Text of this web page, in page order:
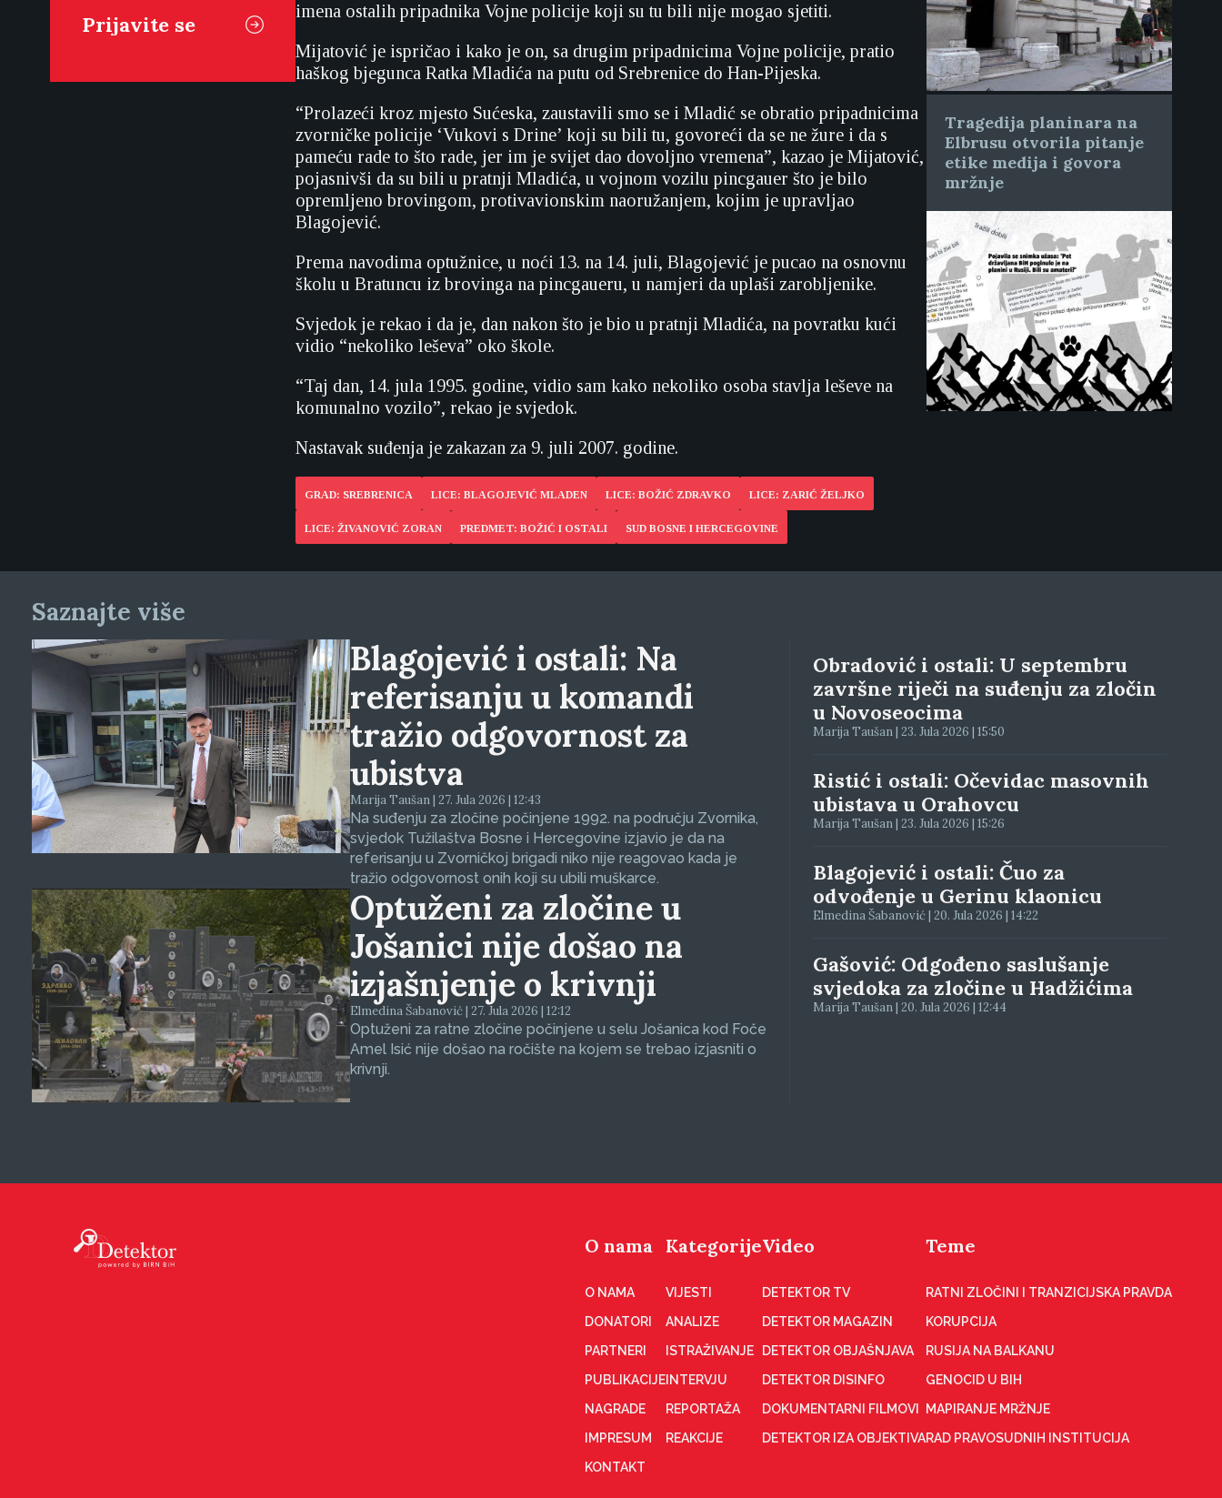
imena ostalih pripadnika Vojne policije koji su tu bili nije mogao sjetiti.
Mijatović je ispričao i kako je on, sa drugim pripadnicima Vojne policije, pratio
haškog bjegunca Ratka Mladića na putu od Srebrenice do Han-Pijeska.
“Prolazeći kroz mjesto Sućeska, zaustavili smo se i Mladić se obratio pripadnicima
zvorničke policije ‘Vukovi s Drine’ koji su bili tu, govoreći da se ne žure i da s
pameću rade to što rade, jer im je svijet dao dovoljno vremena”, kazao je Mijatović,
pojasnivši da su bili u pratnji Mladića, u vojnom vozilu pincgauer što je bilo
opremljeno brovingom, protivavionskim naoružanjem, kojim je upravljao
Blagojević.
Prema navodima optužnice, u noći 13. na 14. juli, Blagojević je pucao na osnovnu
školu u Bratuncu iz brovinga na pincgaueru, u namjeri da uplaši zarobljenike.
Svjedok je rekao i da je, dan nakon što je bio u pratnji Mladića, na povratku kući
vidio “nekoliko leševa” oko škole.
“Taj dan, 14. jula 1995. godine, vidio sam kako nekoliko osoba stavlja leševe na
komunalno vozilo”, rekao je svjedok.
Nastavak suđenja je zakazan za 9. juli 2007. godine.
GRAD: SREBRENICA LICE: BLAGOJEVIĆ MLADEN LICE: BOŽIĆ ZDRAVKO LICE: ZARIĆ ŽELJKO
LICE: ŽIVANOVIĆ ZORAN PREDMET: BOŽIĆ I OSTALI SUD BOSNE I HERCEGOVINE
Tragedija planinara na
Elbrusu otvorila pitanje
etike medija i govora
mržnje
Saznajte više
Blagojević i ostali: Na
referisanju u komandi
tražio odgovornost za
ubistva
Marija Taušan | 27. Jula 2026 | 12:43
Na suđenju za zločine počinjene 1992. na području Zvornika,
svjedok Tužilaštva Bosne i Hercegovine izjavio je da na
referisanju u Zvorničkoj brigadi niko nije reagovao kada je
tražio odgovornost onih koji su ubili muškarce.
Optuženi za zločine u
Jošanici nije došao na
izjašnjenje o krivnji
Elmedina Šabanović | 27. Jula 2026 | 12:12
Optuženi za ratne zločine počinjene u selu Jošanica kod Foče
Amel Isić nije došao na ročište na kojem se trebao izjasniti o
krivnji.
Obradović i ostali: U septembru
završne riječi na suđenju za zločin
u Novoseocima
Marija Taušan | 23. Jula 2026 | 15:50
Ristić i ostali: Očevidac masovnih
ubistava u Orahovcu
Marija Taušan | 23. Jula 2026 | 15:26
Blagojević i ostali: Čuo za
odvođenje u Gerinu klaonicu
Elmedina Šabanović | 20. Jula 2026 | 14:22
Gašović: Odgođeno saslušanje
svjedoka za zločine u Hadžićima
Marija Taušan | 20. Jula 2026 | 12:44
O nama
O NAMA
DONATORI
PARTNERI
PUBLIKACIJE
NAGRADE
IMPRESUM
KONTAKT
Kategorije
VIJESTI
ANALIZE
ISTRAŽIVANJE
INTERVJU
REPORTAŽA
REAKCIJE
Video
DETEKTOR TV
DETEKTOR MAGAZIN
DETEKTOR OBJAŠNJAVA
DETEKTOR DISINFO
DOKUMENTARNI FILMOVI
DETEKTOR IZA OBJEKTIVA
Teme
RATNI ZLOČINI I TRANZICIJSKA PRAVDA
KORUPCIJA
RUSIJA NA BALKANU
GENOCID U BIH
MAPIRANJE MRŽNJE
RAD PRAVOSUDNIH INSTITUCIJA